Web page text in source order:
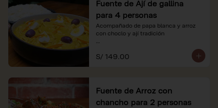
Fuente de Ají de gallina
para 4 personas
Acompañado de papa blanca y arroz
con choclo y ají tradición
*Nuestros precios están expresados en
soles e incluyen impuestos de ley y
S/ 149.00
Fuente de Arroz con
chancho para 2 personas